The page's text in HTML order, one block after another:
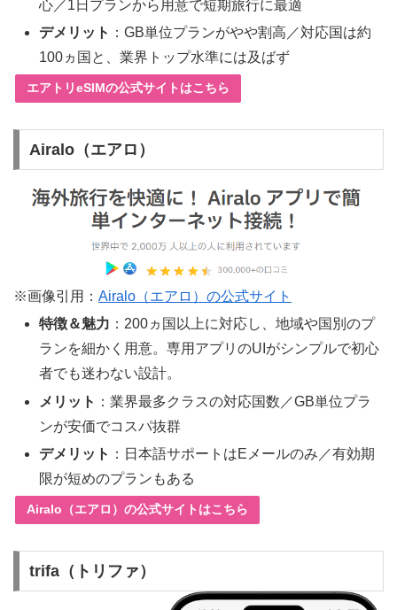
心／1日プランから用意で短期旅行に最適
デメリット ：GB単位プランがやや割高／対応国は約
100ヵ国と、業界トップ水準には及ばず
エアトリeSIMの公式サイトはこちら
Airalo（エアロ）
※画像引用： Airalo（エアロ）の公式サイト
特徴＆魅力 ：200ヵ国以上に対応し、地域や国別のプ
ランを細かく用意。専用アプリのUIがシンプルで初心
者でも迷わない設計。
メリット ：業界最多クラスの対応国数／GB単位プラ
ンが安価でコスパ抜群
デメリット ：日本語サポートはEメールのみ／有効期
限が短めのプランもある
Airalo（エアロ）の公式サイトはこちら
trifa（トリファ）